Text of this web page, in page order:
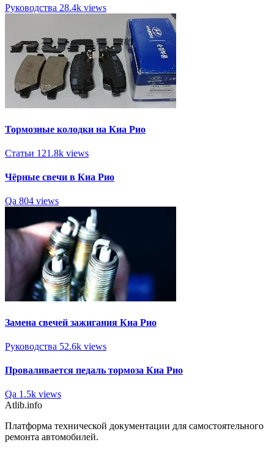
Руководства 28.4k views
Тормозные колодки на Киа Рио
Статьи 121.8k views
Чёрные свечи в Киа Рио
Qa 804 views
Замена свечей зажигания Киа Рио
Руководства 52.6k views
Проваливается педаль тормоза Киа Рио
Qa 1.5k views
Atlib.info
Платформа технической документации для самостоятельного
ремонта автомобилей.